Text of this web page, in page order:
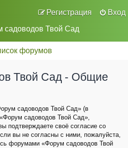
Вход
Регистрация
садоводов Твой Сад
форумов
Твой Сад - Общие
садоводов Твой Сад» (в
садоводов Твой Сад»,
подтверждаете своё согласие со
вы не согласны с ними, пожалуйста,
форумами «Форум садоводов Твой